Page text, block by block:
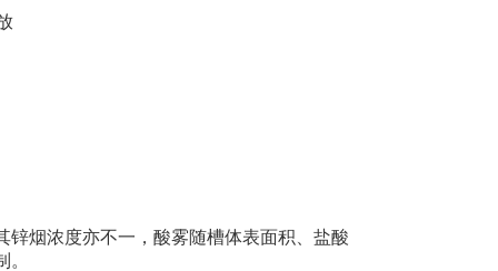
烟浓度亦不一，酸雾随槽体表面积、盐酸